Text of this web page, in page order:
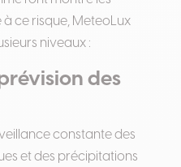
à ce risque, MeteoLux
niveaux :
des
constante des
et des précipitations